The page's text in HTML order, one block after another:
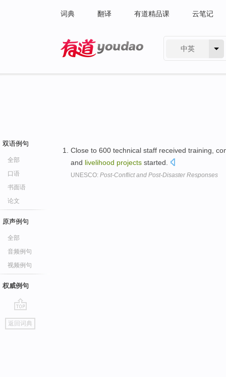
词典 翻译 有道精品课 云笔记
中英
双语例句
全部
口语
书面语
论文
原声例句
全部
音频例句
视频例句
权威例句
go
top
返回词典
Close to 600 technical staff received training,
and livelihood projects started.
UNESCO: Post-Conflict and Post-Disaster Responses